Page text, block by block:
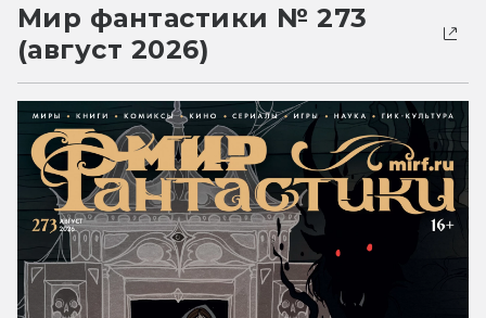
Мир фантастики № 273
(август 2026)